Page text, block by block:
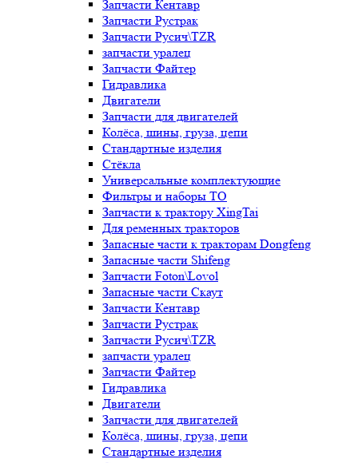
Запчасти Кентавр
Запчасти Рустрак
Запчасти Русич\TZR
запчасти уралец
Запчасти Файтер
Гидравлика
Двигатели
Запчасти для двигателей
Колёса, шины, груза, цепи
Стандартные изделия
Стёкла
Универсальные комплектующие
Фильтры и наборы ТО
Запчасти к трактору XingTai
Для ременных тракторов
Запасные части к тракторам Dongfeng
Запасные части Shifeng
Запчасти Foton\Lovol
Запасные части Скаут
Запчасти Кентавр
Запчасти Рустрак
Запчасти Русич\TZR
запчасти уралец
Запчасти Файтер
Гидравлика
Двигатели
Запчасти для двигателей
Колёса, шины, груза, цепи
Стандартные изделия